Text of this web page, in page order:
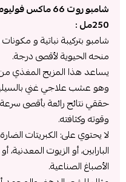
شامبو روت 66
250مل :
شامبو بتركيبة نباتية و
منحه الحيوية لأقصى درجة.
يساعد هذا المزيج المغذي
وهو عشب علاجي غني
حققي نتائج رائعة بأقصى
وقوته وكثافته.
لا يحتوي على: الكبريتات
البارابين، أو الزيوت المعدنية،
الأصباغ الصناعية.